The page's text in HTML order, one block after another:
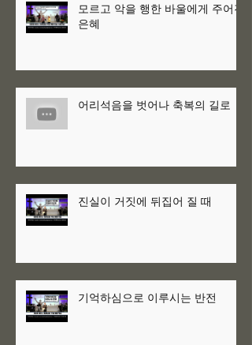
모르고 악을 행한 바울에게 주어진
은혜
어리석음을 벗어나 축복의 길로
진실이 거짓에 뒤집어 질 때
기억하심으로 이루시는 반전